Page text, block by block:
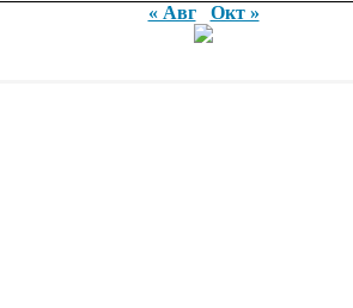
« Авг
Окт »